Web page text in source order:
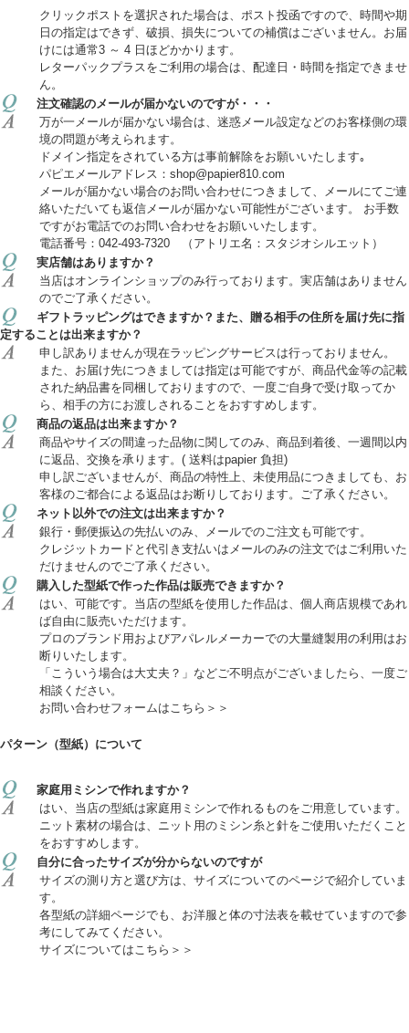
クリックポストを選択された場合は、ポスト投函ですので、時間や期
日の指定はできず、破損、損失についての補償はございません。お届
けには通常3 ～ 4 日ほどかかります。
レターパックプラスをご利用の場合は、配達日・時間を指定できませ
ん。
注文確認のメールが届かないのですが・・・
万が一メールが届かない場合は、迷惑メール設定などのお客様側の環
境の問題が考えられます。
ドメイン指定をされている方は事前解除をお願いいたします｡
パピエメールアドレス：shop@papier810.com
メールが届かない場合のお問い合わせにつきまして、メールにてご連
絡いただいても返信メールが届かない可能性がございます。 お手数
ですがお電話でのお問い合わせをお願いいたします。
電話番号：042-493-7320 （アトリエ名：スタジオシルエット）
実店舗はありますか？
当店はオンラインショップのみ行っております。実店舗はありません
のでご了承ください。
ギフトラッピングはできますか？また、贈る相手の住所を届け先に指
定することは出来ますか？
申し訳ありませんが現在ラッピングサービスは行っておりません。
また、お届け先につきましては指定は可能ですが、商品代金等の記載
された納品書を同梱しておりますので、一度ご自身で受け取ってか
ら、相手の方にお渡しされることをおすすめします。
商品の返品は出来ますか？
商品やサイズの間違った品物に関してのみ、商品到着後、一週間以内
に返品、交換を承ります。( 送料はpapier 負担)
申し訳ございませんが、商品の特性上、未使用品につきましても、お
客様のご都合による返品はお断りしております。ご了承ください。
ネット以外での注文は出来ますか？
銀行・郵便振込の先払いのみ、メールでのご注文も可能です。
クレジットカードと代引き支払いはメールのみの注文ではご利用いた
だけませんのでご了承ください。
購入した型紙で作った作品は販売できますか？
はい、可能です。当店の型紙を使用した作品は、個人商店規模であれ
ば自由に販売いただけます。
プロのブランド用およびアパレルメーカーでの大量縫製用の利用はお
断りいたします。
「こういう場合は大丈夫？」などご不明点がございましたら、一度ご
相談ください。
お問い合わせフォームはこちら＞＞
パターン（型紙）について
家庭用ミシンで作れますか？
はい、当店の型紙は家庭用ミシンで作れるものをご用意しています。
ニット素材の場合は、ニット用のミシン糸と針をご使用いただくこと
をおすすめします。
自分に合ったサイズが分からないのですが
サイズの測り方と選び方は、サイズについてのページで紹介していま
す。
各型紙の詳細ページでも、お洋服と体の寸法表を載せていますので参
考にしてみてください。
サイズについてはこちら＞＞